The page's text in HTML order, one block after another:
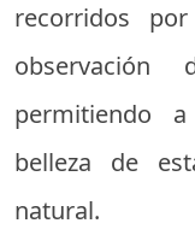
recorridos
permitiendo
belleza de
natural.